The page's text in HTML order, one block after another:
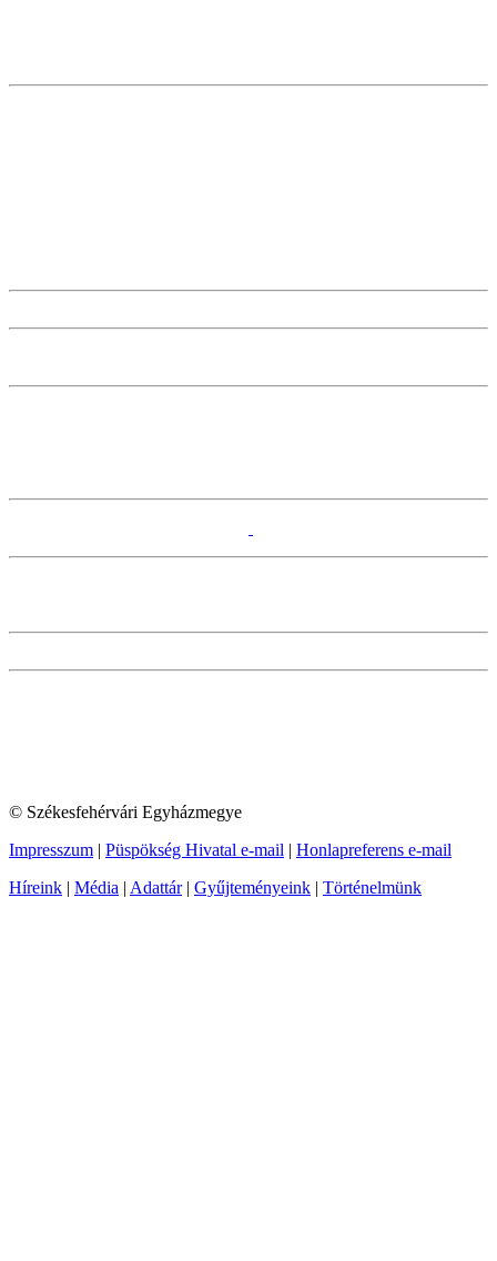
© Székesfehérvári Egyházmegye
Impresszum | Püspökség Hivatal e-mail | Honlapreferens e-mail
Híreink | Média | Adattár| Gyűjteményeink | Történelmünk